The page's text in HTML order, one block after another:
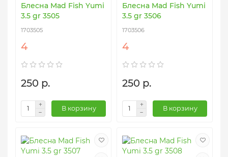
Блесна Mad Fish Yumi
3.5 gr 3505
1703505
4
250 р.
В корзину
Блесна Mad Fish Yumi
3.5 gr 3506
1703506
4
250 р.
В корзину